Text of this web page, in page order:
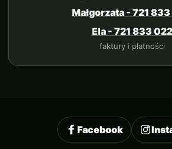
Małgorzata - 721
Ela - 721 833 022
faktury i płatności
Facebook